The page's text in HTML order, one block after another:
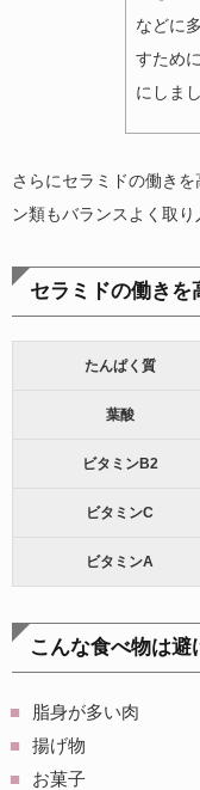
などに
すため
にしま
さらにセラミドの働き
ン類もバランスよく取り
セラミドの働き
たんぱく質
葉酸
ビタミンB2
ビタミンC
ビタミンA
こんな食べ物は避
脂身が多い肉
揚げ物
お菓子